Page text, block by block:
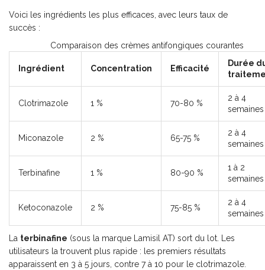
Voici les ingrédients les plus efficaces, avec leurs taux de
succès :
Comparaison des crèmes antifongiques courantes
Ingrédient Concentration Efficacité
Durée
Clotrimazole 1 % 70-80 %
2 à 4
semaines
Miconazole 2 % 65-75 %
2 à 4
semaines
Terbinafine 1 % 80-90 %
1 à 2
semaines
Ketoconazole 2 % 75-85 %
2 à 4
semaines
La terbinafine (sous la marque Lamisil AT) sort du lot. Les
utilisateurs la trouvent plus rapide : les premiers résultats
apparaissent en 3 à 5 jours, contre 7 à 10 pour le clotrimazole.